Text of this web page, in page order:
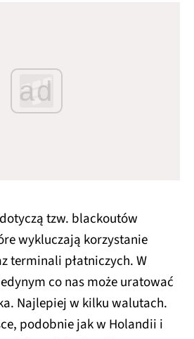
ad
tzw. blackoutów
wykluczają korzystanie
terminali płatniczych. W
co nas może uratować
Najlepiej w kilku walutach.
podobnie jak w Holandii i